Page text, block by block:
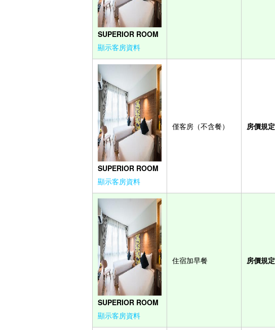
SUPERIOR ROOM
顯示客房資料
SUPERIOR ROOM
顯示客房資料
僅客房（不含餐） 房價規定
SUPERIOR ROOM
顯示客房資料
住宿加早餐 房價規定